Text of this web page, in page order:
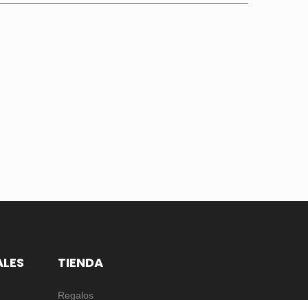
TIENDA
Regalos